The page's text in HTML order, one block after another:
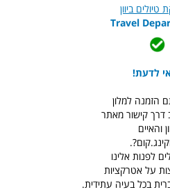
ביוון
Travel
לדעת!
הזמנה למלון
דרך קישור מאתר
והאיים
לפנות אלינו
על אטרקציות
בכל בעיה עתידית.